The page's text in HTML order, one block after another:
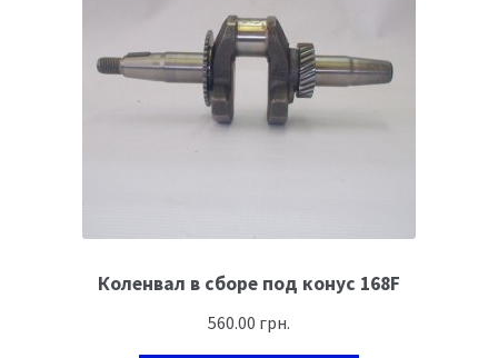
Коленвал в сборе под конус 168F
560.00 грн.